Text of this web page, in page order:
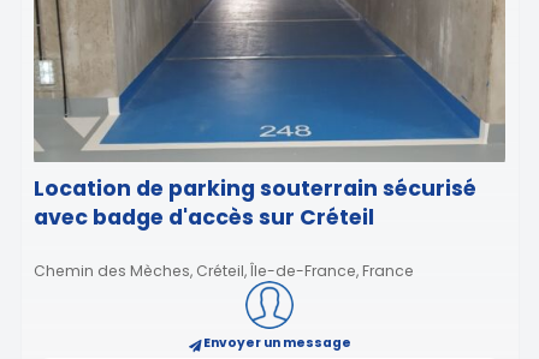
Location de parking souterrain sécurisé
avec badge d'accès sur Créteil
Chemin des Mèches, Créteil, Île-de-France, France
Envoyer un message